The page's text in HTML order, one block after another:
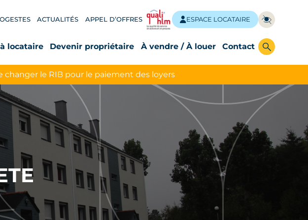
ACTUALITÉS APPEL D’OFFRES ESPACE LOCATAIRE
locataire Devenir propriétaire À vendre / À louer Contact
changer le RIB pour le paiement des loyers